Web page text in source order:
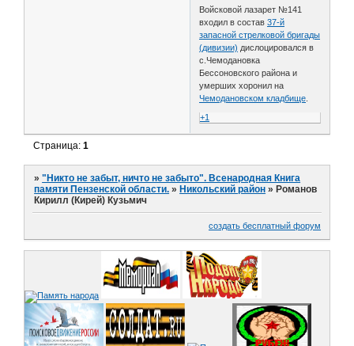
Войсковой лазарет №141
входил в состав37-й
запасной стрелковой бригады
(дивизии) дислоцировался в
с.Чемодановка
Бессоновского района и
умерших хоронил на
Чемодановском кладбище
+1
Страница:1
»"Никто не забыт, ничто не забыто". Всенародная Книга
памяти Пензенской области. » Никольский район » Романов
Кирилл (Кирей) Кузьмич
создать бесплатный форум